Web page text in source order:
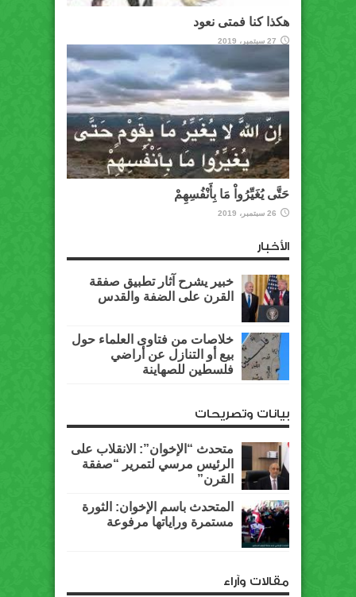
هكذا كنا فمتى نعود
27 سبتمبر، 2019
حَتَّى يُغَيِّرُواْ مَا بِأَنْفُسِهِمْ
26 سبتمبر، 2019
الأخبار
خبير يشرح آثار تطبيق صفقة
القرن على الضفة والقدس
خلاصات من فتاوى العلماء حول
بيع أو التنازل عن أراضي
فلسطين للصهاينة
بيانات وتصريحات
متحدث “الإخوان”: الانقلاب على
الرئيس مرسي لتمرير “صفقة
القرن”
المتحدث باسم الإخوان: الثورة
مستمرة وراياتها مرفوعة
مقالات وآراء